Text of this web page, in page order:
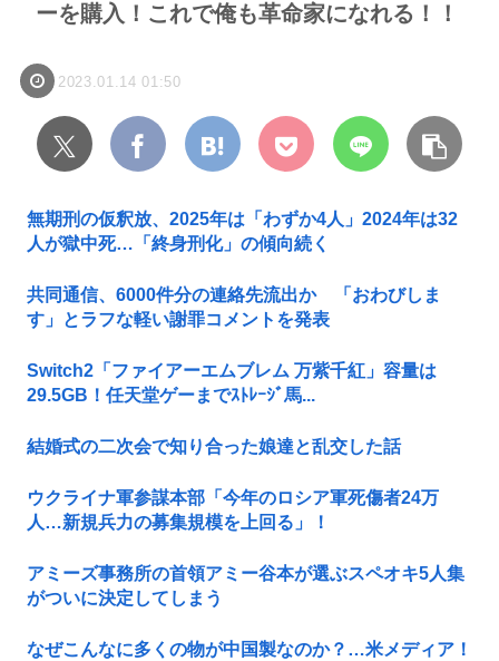
ーを購入！これで俺も革命家になれる！！
2023.01.14 01:50
無期刑の仮釈放、2025年は「わずか4人」2024年は32
人が獄中死…「終身刑化」の傾向続く
共同通信、6000件分の連絡先流出か 「おわびしま
す」とラフな軽い謝罪コメントを発表
Switch2「ファイアーエムブレム 万紫千紅」容量は
29.5GB！任天堂ゲーまでｽﾄﾚｰｼﾞ馬...
結婚式の二次会で知り合った娘達と乱交した話
ウクライナ軍参謀本部「今年のロシア軍死傷者24万
人…新規兵力の募集規模を上回る」！
アミーズ事務所の首領アミー谷本が選ぶスペオキ5人集
がついに決定してしまう
なぜこんなに多くの物が中国製なのか？…米メディア！